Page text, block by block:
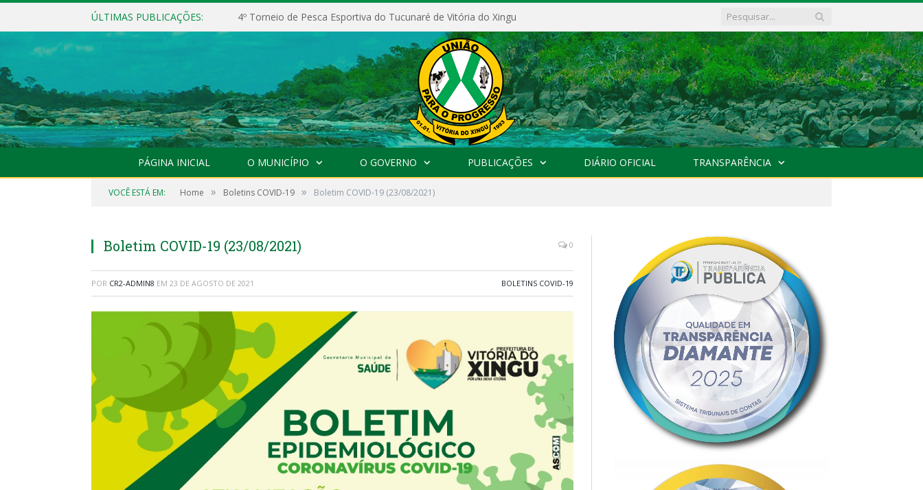
ÚLTIMAS PUBLICAÇÕES: 4º Torneio de Pesca Esportiva do Tucunaré de Vitória do Xingu
PÁGINA INICIAL O MUNICÍPIO O GOVERNO PUBLICAÇÕES DIÁRIO OFICIAL TRANSPARÊNCIA
VOCÊ ESTÁ EM: Home » Boletins COVID-19 » Boletim COVID-19 (23/08/2021)
Boletim COVID-19 (23/08/2021) 0
POR CR2-ADMIN8 EM 23 DE AGOSTO DE 2021 BOLETINS COVID-19